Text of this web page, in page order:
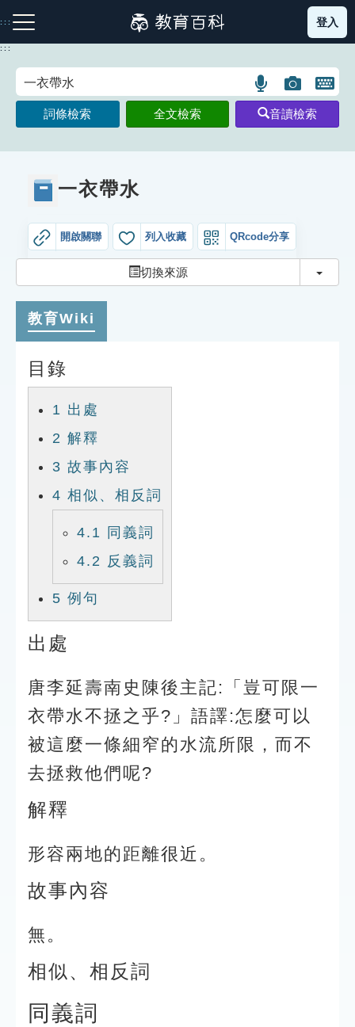
到
主
:::
注音索引圖示 筆畫索引圖示 部首索引表圖示
網站導覽
生字詞彙表
成語故事
索引選單
單字索引
生命大百科索引
遊戲專區
貓頭鷹博士
登入
:::
語
言
搜
圖
片
搜
開
鍵
詞條檢索 全文檢索 音讀檢索
一衣帶水
開啟關聯 列入收藏 QRcode分享
切換來源 切換
教育Wiki
目錄
1 出處
2 解釋
3 故事內容
4 相似、相反詞
4.1
同義詞
4.2 反義詞
5 例句
出處
唐李延壽南史陳後主記:「豈可限一
衣帶水不拯之乎?」語譯:怎麼可以
被這麼一條細窄的水流所限，而不
去拯救他們呢?
解釋
形容兩地的距離很近。
故事內容
無。
相似、相反詞
同義詞